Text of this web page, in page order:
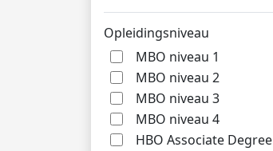
Opleidingsniveau
MBO niveau 1
MBO niveau 2
MBO niveau 3
MBO niveau 4
HBO Associate Degree